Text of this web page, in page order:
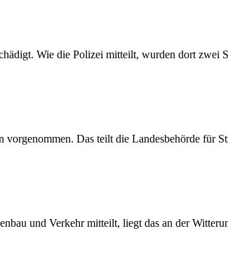
Wie die Polizei mitteilt, wurden dort zwei
Das teilt die Landesbehörde für
und Verkehr mitteilt, liegt das an der